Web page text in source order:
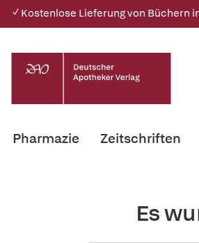
✓ Kostenlose Lieferung von Büchern
Pharmazie Zeitschriften
Es